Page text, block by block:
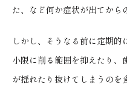
た、など何か症状が出てから
しかし、そうなる前に定期
小限に削る範囲を抑えたり、
が揺れたり抜けてしまうのを